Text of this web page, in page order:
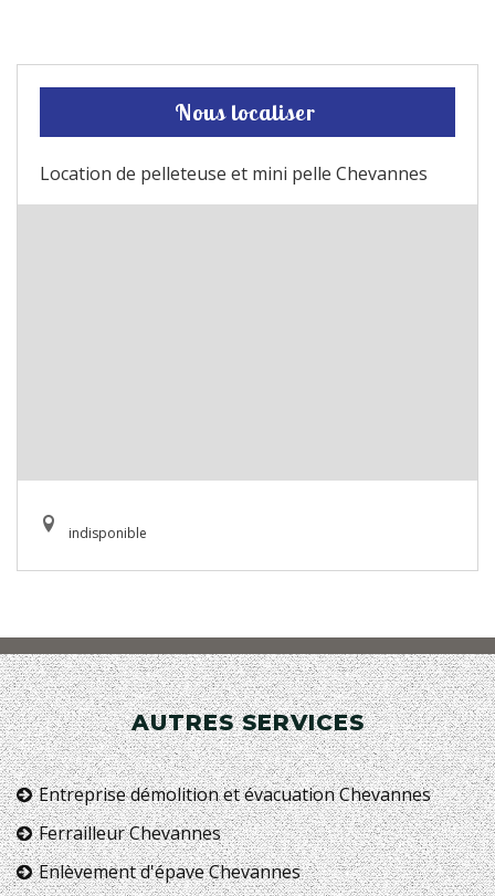
Nous localiser
Location de pelleteuse et mini pelle Chevannes
indisponible
AUTRES SERVICES
Entreprise démolition et évacuation Chevannes
Ferrailleur Chevannes
Enlèvement d'épave Chevannes